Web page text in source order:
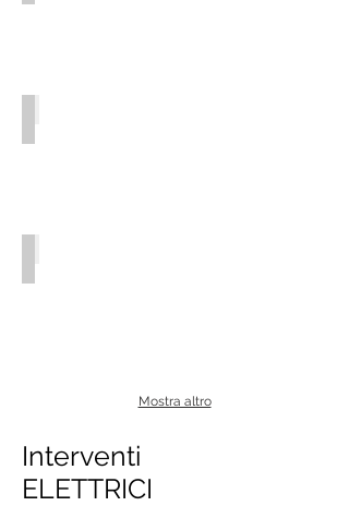
Mostra altro
Interventi
ELETTRICI